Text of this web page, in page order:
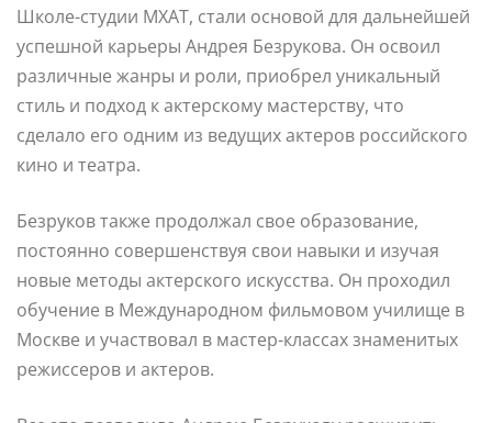
Школе-студии МХАТ, стали основой для дальнейшей
успешной карьеры Андрея Безрукова. Он освоил
различные жанры и роли, приобрел уникальный
стиль и подход к актерскому мастерству, что
сделало его одним из ведущих актеров российского
кино и театра.
Безруков также продолжал свое образование,
постоянно совершенствуя свои навыки и изучая
новые методы актерского искусства. Он проходил
обучение в Международном фильмовом училище в
Москве и участвовал в мастер-классах знаменитых
режиссеров и актеров.